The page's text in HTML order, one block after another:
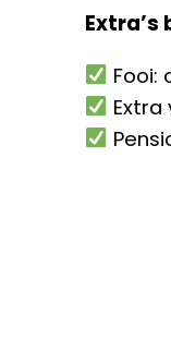
Extra’s
Fooi: